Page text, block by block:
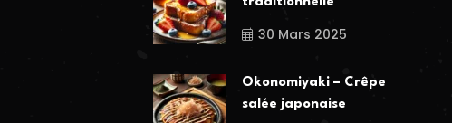
30 Mars 2025
Okonomiyaki – Crêpe
salée japonaise